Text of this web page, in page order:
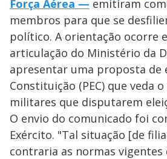
Força Aérea — emitiram
membros para que se
político. A orientação ocorre
articulação do Ministério da
apresentar uma proposta de
Constituição (PEC) que veda
militares que disputarem
O envio do comunicado foi
Exército. "Tal situação [de
contraria as normas vigentes